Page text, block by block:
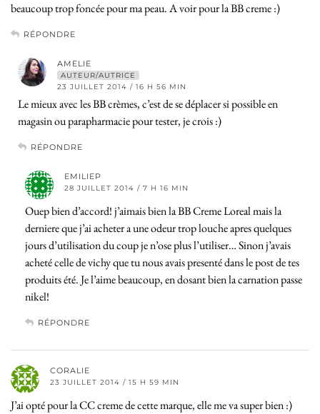
beaucoup trop foncée pour ma peau. A voir pour la BB creme :)
RÉPONDRE
AMELIE
AUTEUR/AUTRICE
23 JUILLET 2014 / 16 H 56 MIN
Le mieux avec les BB crèmes, c’est de se déplacer si possible en
magasin ou parapharmacie pour tester, je crois :)
RÉPONDRE
EMILIEP
28 JUILLET 2014 / 7 H 16 MIN
Ouep bien d’accord! j’aimais bien la BB Creme Loreal mais la
derniere que j’ai acheter a une odeur trop louche apres quelques
jours d’utilisation du coup je n’ose plus l’utiliser… Sinon j’avais
acheté celle de vichy que tu nous avais presenté dans le post de tes
produits été. Je l’aime beaucoup, en dosant bien la carnation passe
nikel!
RÉPONDRE
CORALIE
23 JUILLET 2014 / 15 H 59 MIN
J’ai opté pour la CC creme de cette marque, elle me va super bien :)